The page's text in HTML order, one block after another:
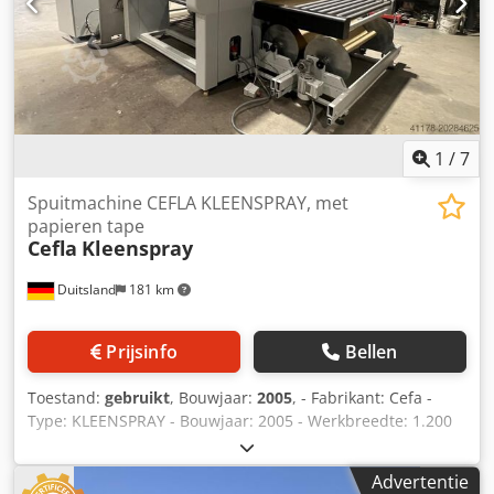
1 /7
Duitsland 181 km
Spuitmachine CEFLA KLEENSPRAY, met
papieren tape
Cefla Kleenspray
Prijsinfo Bellen
Toestand: gebruikt, Bouwjaar: 2005, - Fabrikant: Cefa -
Type: KLEENSPRAY - Bouwjaar: 2005 - Werkbreedte: 1.200
mm - Werkhoogte: 900 mm + - 20 mm - Bedieningszijde:
rechts - Prijs voor gereviseerde machine -
Advertentie